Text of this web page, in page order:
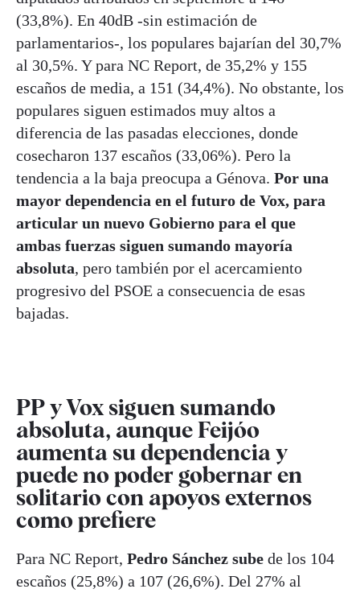
(33,8%). En 40dB -sin estimación de
parlamentarios-, los populares bajarían del 30,7%
al 30,5%. Y para NC Report, de 35,2% y 155
escaños de media, a 151 (34,4%). No obstante, los
populares siguen estimados muy altos a
diferencia de las pasadas elecciones, donde
cosecharon 137 escaños (33,06%). Pero la
tendencia a la baja preocupa a Génova. Por una
mayor dependencia en el futuro de Vox, para
articular un nuevo Gobierno para el que
ambas fuerzas siguen sumando mayoría
absoluta, pero también por el acercamiento
progresivo del PSOE a consecuencia de esas
bajadas.
PP y Vox siguen sumando
absoluta, aunque Feijóo
aumenta su dependencia y
puede no poder gobernar en
solitario con apoyos externos
como prefiere
Para NC Report, Pedro Sánchez sube de los 104
escaños (25,8%) a 107 (26,6%). Del 27% al